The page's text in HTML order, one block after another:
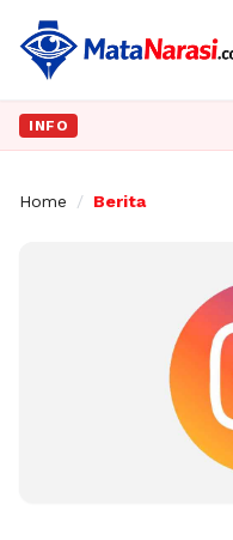
INFO
Home / Berita